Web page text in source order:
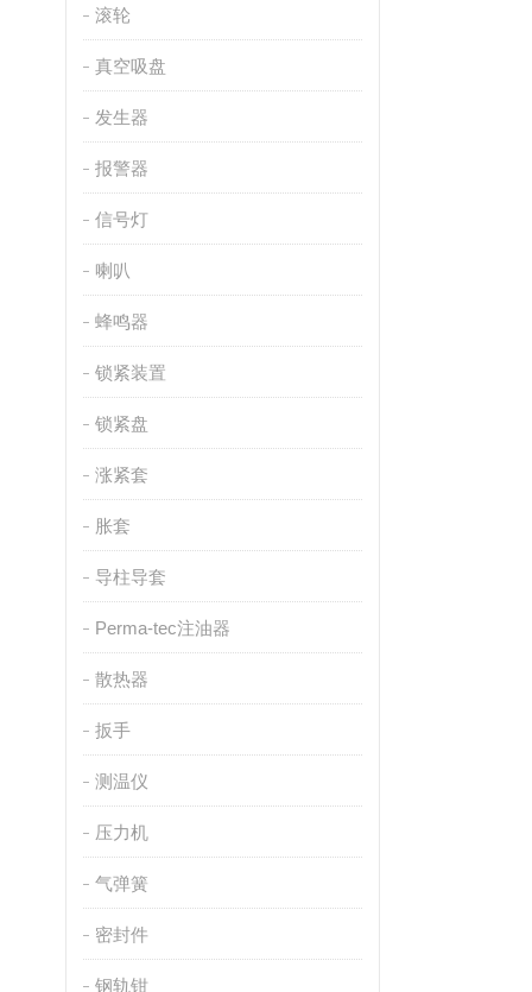
滚轮
真空吸盘
发生器
报警器
信号灯
喇叭
蜂鸣器
锁紧装置
锁紧盘
涨紧套
胀套
导柱导套
Perma-tec注油器
散热器
扳手
测温仪
压力机
气弹簧
密封件
钢轨钳